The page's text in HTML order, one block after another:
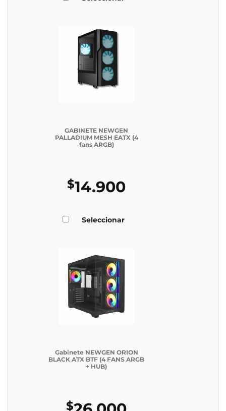
GABINETE NEWGEN
PALLADIUM MESH EATX (4
fans ARGB)
$14.900
Seleccionar
Gabinete NEWGEN ORION
BLACK ATX BTF (4 FANS ARGB
+ HUB)
$